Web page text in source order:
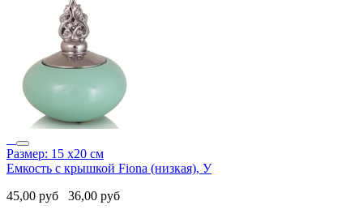
Размер: 15 x20 см
Емкость с крышкой Fiona (низкая), У
45,00 руб 36,00 руб